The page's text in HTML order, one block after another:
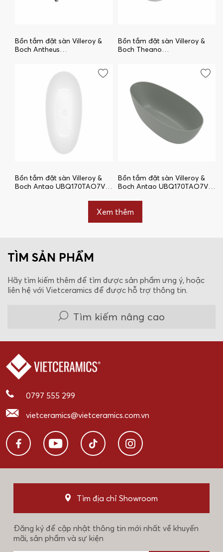
Bồn tắm đặt sàn Villeroy &
Boch Antheus
Bồn tắm đặt sàn Villeroy &
Boch Theano
Bồn tắm đặt sàn Villeroy &
Boch Antao UBQ170TAO7V-
Bồn tắm đặt sàn Villeroy &
Boch Antao UBQ170TAO7V-
Xem thêm
TÌM SẢN PHẨM
Hãy tìm kiếm thêm để tìm được sản phẩm ưng ý, hoặc
liên hệ với Vietceramics để được hỗ trợ thông tin.
Tìm kiếm nâng cao
0797 555 299
vietceramics@vietceramics.com.vn
Tìm địa chỉ Showroom
Đăng ký để cập nhật thông tin mới nhất về khuyến
mãi, sản phẩm và sự kiện